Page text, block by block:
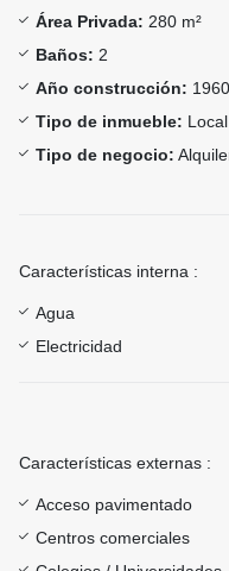
Área Privada: 280 m²
Baños: 2
Año construcción: 1960
Tipo de inmueble: Local
Tipo de negocio:
Características interna :
Agua
Electricidad
Características externas :
Acceso pavimentado
Centros comerciales